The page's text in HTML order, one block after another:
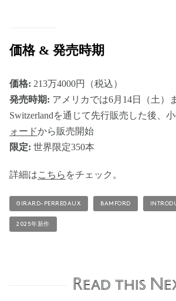
価格 & 発売時期
価格: 213万4000円（税込）
発売時期: アメリカでは6月14日（土）
Switzerlandを通じて先行販売した後、
ォードから販売開始
限定: 世界限定350本
詳細はこちら をチェック。
GIRARD-PERREGAUX BAMFORD
2025年新作
Read this